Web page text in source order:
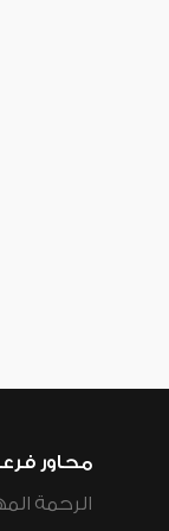
محاور
الرحمة